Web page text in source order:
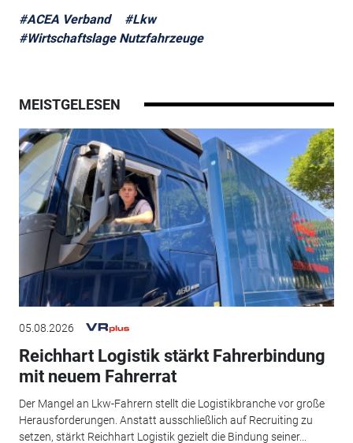
#ACEA Verband
#Lkw
#Wirtschaftslage Nutzfahrzeuge
MEISTGELESEN
05.08.2026
Reichhart Logistik stärkt Fahrerbindung
mit neuem Fahrerrat
Der Mangel an Lkw-Fahrern stellt die Logistikbranche vor große
Herausforderungen. Anstatt ausschließlich auf Recruiting zu
setzen, stärkt Reichhart Logistik gezielt die Bindung seiner...